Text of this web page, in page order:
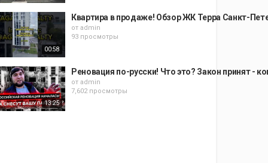
00:58
Квартира в продаже! Обзор ЖК Терра Санкт-
от admin
93 просмотры
13:25
Реновация по-русски! Что это? Закон принят -
от admin
7,602 просмотры